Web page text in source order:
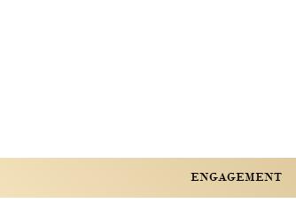
ENGAGEMENT